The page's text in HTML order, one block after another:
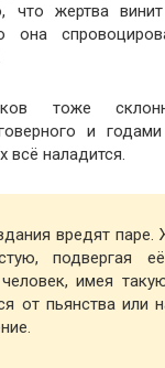
что жертва
она
тоже
и
всё наладится.
вредят паре.
подвергая
имея
от пьянства или